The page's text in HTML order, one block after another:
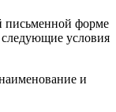
письменной форме
следующие условия
и